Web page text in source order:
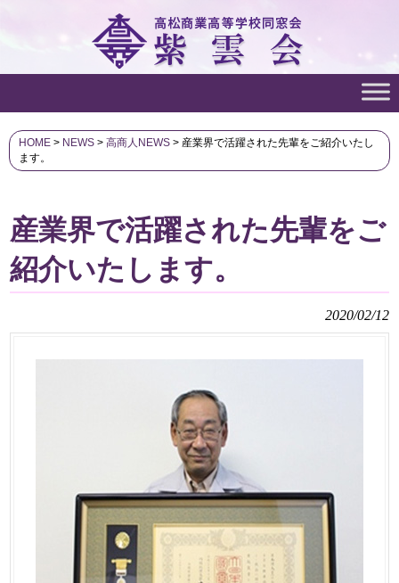
HOME > NEWS > 高商人NEWS > 産業界で活躍された先輩をご紹介いたし
ます。
産業界で活躍された先輩をご
紹介いたします。
2020/02/12